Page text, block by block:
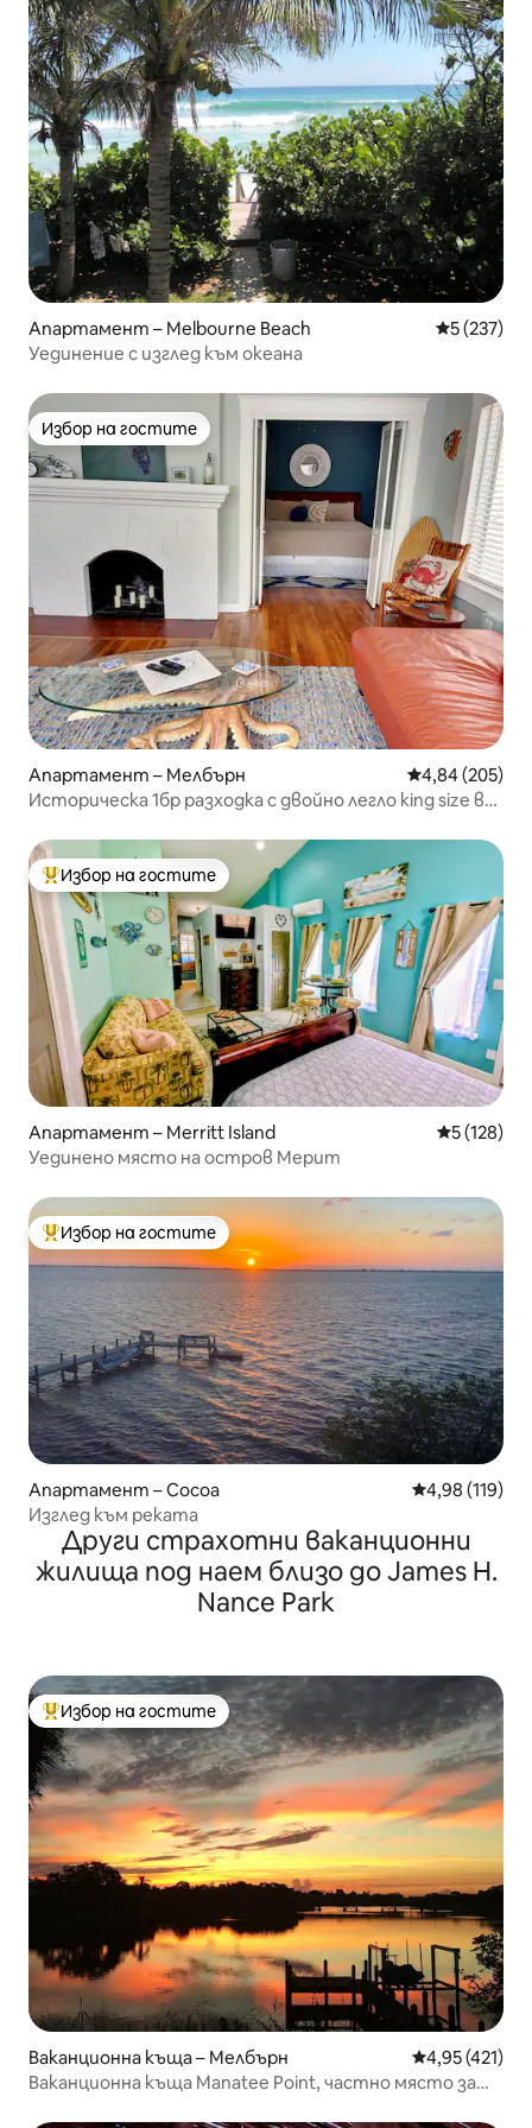
Апартамент – Melbourne Beach Средна
5 (237)
Уединение с изглед към океана
Избор на гостите
Избор на гостите
Апартамент – Мелбърн Средна
4,84 (205)
Историческа 1бр разходка с двойно легло king size в
Най-популярен избор на гостите
Избор на гостите
Апартамент – Merritt Island Средна
5 (128)
Уединено място на остров Мерит
Най-популярен избор на гостите
Избор на гостите
Апартамент – Cocoa Средна
4,98 (119)
Изглед към реката
Други страхотни ваканционни
жилища под наем близо до James H.
Nance Park
Най-популярен избор на гостите
Избор на гостите
Ваканционна къща – Мелбърн Средна
4,95 (421)
Ваканционна къща Manatee Point, частно място за